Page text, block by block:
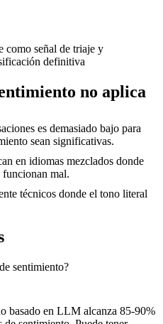
como señal de triaje y
definitiva
no aplica
es demasiado bajo para
sean significativas.
en idiomas mezclados donde
funcionan mal.
técnicos donde el tono literal
sentimiento?
basado en LLM alcanza 85-90%